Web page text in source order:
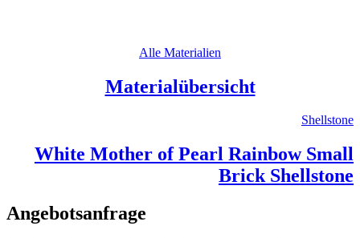
Alle Materialien
Materialübersicht
Shellstone
White Mother of Pearl Rainbow Small
Brick Shellstone
Angebotsanfrage